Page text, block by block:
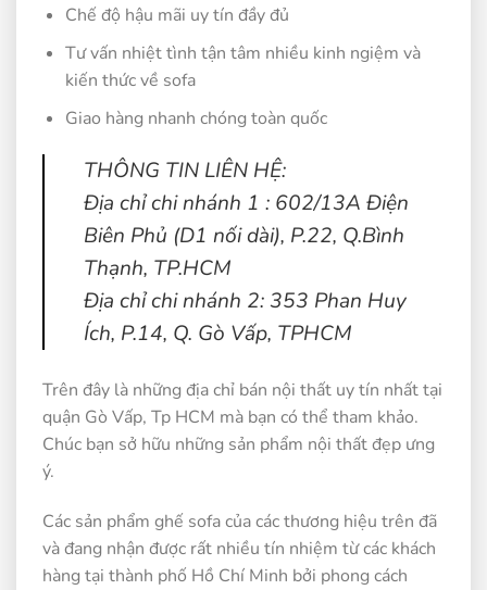
Chế độ hậu mãi uy tín đầy đủ
Tư vấn nhiệt tình tận tâm nhiều kinh ngiệm và
kiến thức về sofa
Giao hàng nhanh chóng toàn quốc
THÔNG TIN LIÊN HỆ:
Địa chỉ chi nhánh 1 : 602/13A Điện
Biên Phủ (D1 nối dài), P.22, Q.Bình
Thạnh, TP.HCM
Địa chỉ chi nhánh 2: 353 Phan Huy
Ích, P.14, Q. Gò Vấp, TPHCM
Trên đây là những địa chỉ bán nội thất uy tín nhất tại
quận Gò Vấp, Tp HCM mà bạn có thể tham khảo.
Chúc bạn sở hữu những sản phẩm nội thất đẹp ưng
ý.
Các sản phẩm ghế sofa của các thương hiệu trên đã
và đang nhận được rất nhiều tín nhiệm từ các khách
hàng tại thành phố Hồ Chí Minh bởi phong cách